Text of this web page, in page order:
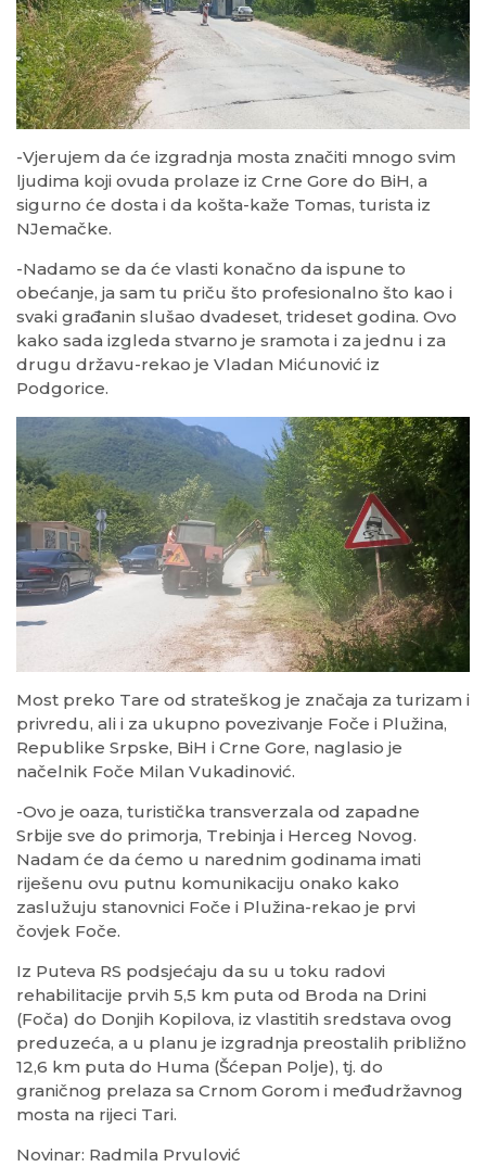
-Vjerujem da će izgradnja mosta značiti mnogo svim
ljudima koji ovuda prolaze iz Crne Gore do BiH, a
sigurno će dosta i da košta-kaže Tomas, turista iz
NJemačke.
-Nadamo se da će vlasti konačno da ispune to
obećanje, ja sam tu priču što profesionalno što kao i
svaki građanin slušao dvadeset, trideset godina. Ovo
kako sada izgleda stvarno je sramota i za jednu i za
drugu državu-rekao je Vladan Mićunović iz
Podgorice.
Most preko Tare od strateškog je značaja za turizam i
privredu, ali i za ukupno povezivanje Foče i Plužina,
Republike Srpske, BiH i Crne Gore, naglasio je
načelnik Foče Milan Vukadinović.
-Ovo je oaza, turistička transverzala od zapadne
Srbije sve do primorja, Trebinja i Herceg Novog.
Nadam će da ćemo u narednim godinama imati
riješenu ovu putnu komunikaciju onako kako
zaslužuju stanovnici Foče i Plužina-rekao je prvi
čovjek Foče.
Iz Puteva RS podsjećaju da su u toku radovi
rehabilitacije prvih 5,5 km puta od Broda na Drini
(Foča) do Donjih Kopilova, iz vlastitih sredstava ovog
preduzeća, a u planu je izgradnja preostalih približno
12,6 km puta do Huma (Šćepan Polje), tj. do
graničnog prelaza sa Crnom Gorom i međudržavnog
mosta na rijeci Tari.
Novinar: Radmila Prvulović